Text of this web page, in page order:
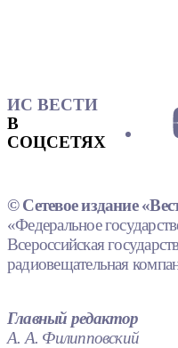
ИС ВЕСТИ
В
СОЦСЕТЯХ
© Сетевое издание
«Федеральное
Всероссийская
радиовещательная
Главный редактор
А. А. Филипповский